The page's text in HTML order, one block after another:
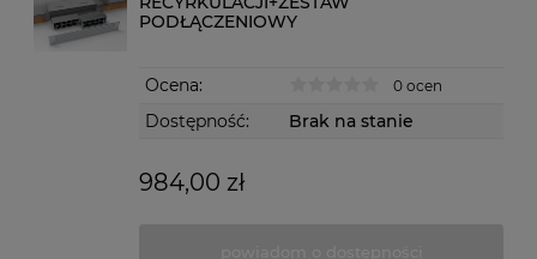
PODŁĄCZENIOWY
Ocena: 0 ocen
Dostępność: Brak na stanie
984,00 zł